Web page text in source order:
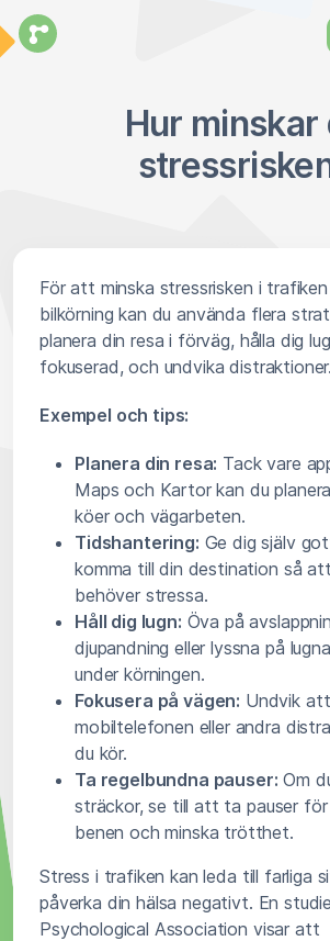
Hur minskar
För att minska stressrisken i
bilkörning kan du använda flera
planera din resa i förväg, hålla dig
fokuserad, och undvika distraktioner.
Exempel och tips:
Planera din resa: Tack vare
Maps och Kartor kan du
köer och vägarbeten.
Tidshantering: Ge dig själv
komma till din destination så
behöver stressa.
Håll dig lugn: Öva på
djupandning eller lyssna på
under körningen.
Fokusera på vägen: Undvik
mobiltelefonen eller andra
du kör.
Ta regelbundna pauser: Om
sträckor, se till att ta pauser
benen och minska trötthet.
Stress i trafiken kan leda till farliga
påverka din hälsa negativt. En
Psychological Association visar att